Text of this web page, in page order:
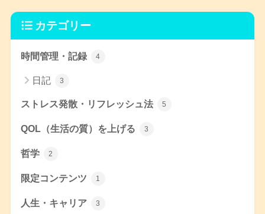
カテゴリー
時間管理・記録 4
日記 3
ストレス発散・リフレッシュ法 5
QOL（生活の質）を上げる 3
哲学 2
限定コンテンツ 1
人生・キャリア 3